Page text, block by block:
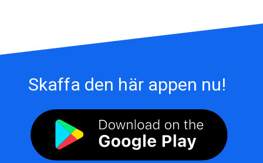
Skaffa den här appen nu!